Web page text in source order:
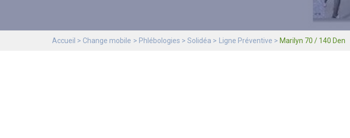
Accueil Change mobile Phlébologies Solidéa Ligne Préventive Marilyn 70 / 140 Den